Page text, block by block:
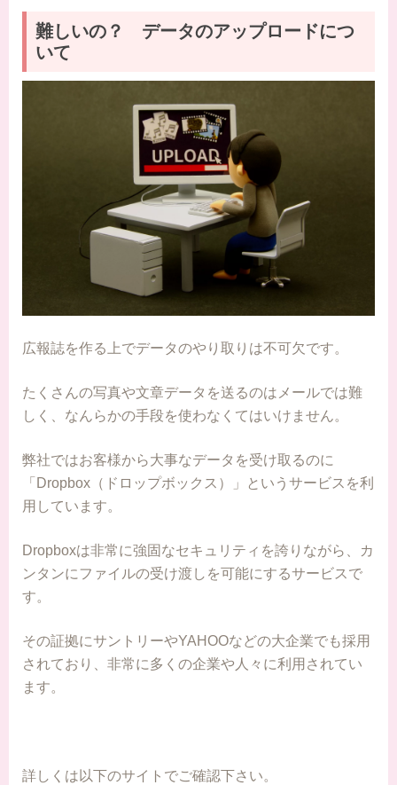
難しいの？ データのアップロードにつ
いて
広報誌を作る上でデータのやり取りは不可欠です。
たくさんの写真や文章データを送るのはメールでは難
しく、なんらかの手段を使わなくてはいけません。
弊社ではお客様から大事なデータを受け取るのに
「Dropbox（ドロップボックス）」というサービスを利
用しています。
Dropboxは非常に強固なセキュリティを誇りながら、カ
ンタンにファイルの受け渡しを可能にするサービスで
す。
その証拠にサントリーやYAHOOなどの大企業でも採用
されており、非常に多くの企業や人々に利用されてい
ます。
詳しくは以下のサイトでご確認下さい。